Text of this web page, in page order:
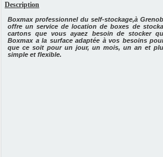
Description
Boxmax professionnel du self-stockage,à
offre un service de location de boxes de
cartons que vous ayaez besoin de stocker
Boxmax a la surface adaptée à vos besoins
que ce soit pour un jour, un mois, un an et
simple et flexible.